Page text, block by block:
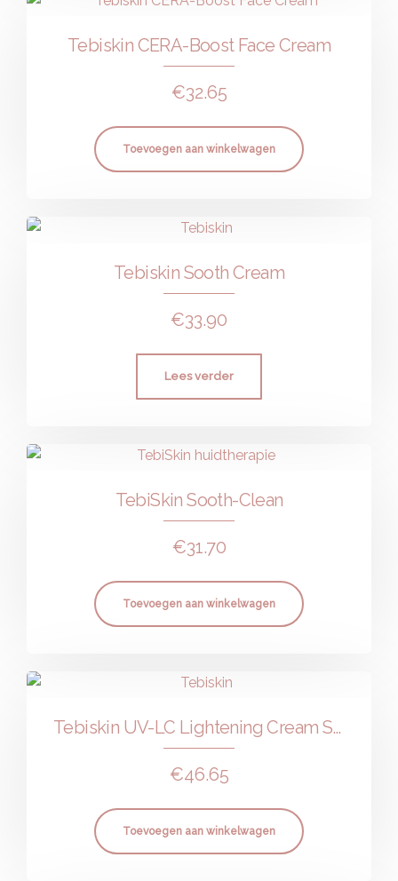
Tebiskin CERA-Boost Face Cream
€32.65
Toevoegen aan winkelwagen
Tebiskin Sooth Cream
€33.90
Lees verder
TebiSkin Sooth-Clean
€31.70
Toevoegen aan winkelwagen
Tebiskin UV-LC Lightening Cream SPF 50+
€46.65
Toevoegen aan winkelwagen